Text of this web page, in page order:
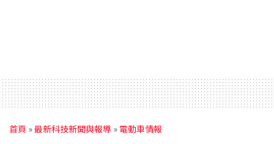
首頁 »最新科技新聞與報導 » 電動車情報